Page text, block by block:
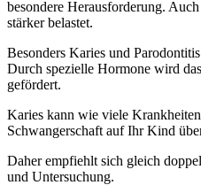
besondere Herausforderung.
stärker belastet.
Besonders Karies und
Durch spezielle Hormone wird
gefördert.
Karies kann wie viele
Schwangerschaft auf Ihr Kind
Daher empfiehlt sich gleich
und Untersuchung.